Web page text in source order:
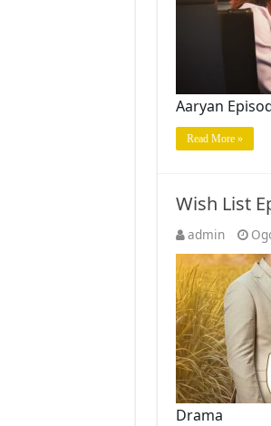
Aaryan
Read More »
Wish List
admin
Drama